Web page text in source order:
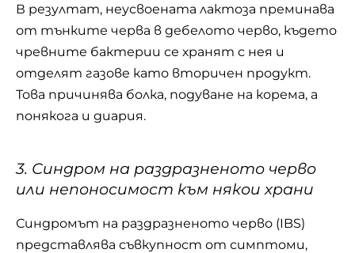
В резултат, неусвоената лактоза преминава
от тънките черва в дебелото черво, където
чревните бактерии се хранят с нея и
отделят газове като вторичен продукт.
Това причинява болка, подуване на корема, а
понякога и диария.
3. Синдром на раздразненото черво
или непоносимост към някои храни
Синдромът на раздразненото черво (IBS)
представлява съвкупност от симптоми,